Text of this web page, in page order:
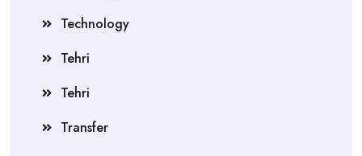
Technology
Tehri
Tehri
Transfer